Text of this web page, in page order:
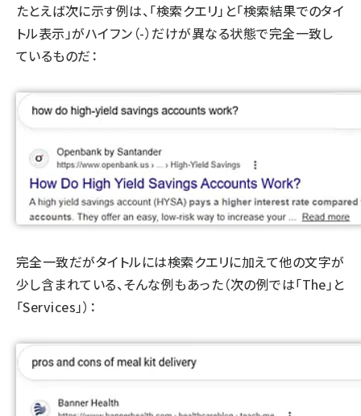
たとえば次に示す例は、「検索クエリ」と「検索結果でのタイ
トル表示」がハイフン（-）だけが異なる状態で完全一致し
ているものだ：
完全一致だがタイトルには検索クエリに加えて他の文字が
少し含まれている、そんな例もあった（次の例では「The」と
「Services」）：